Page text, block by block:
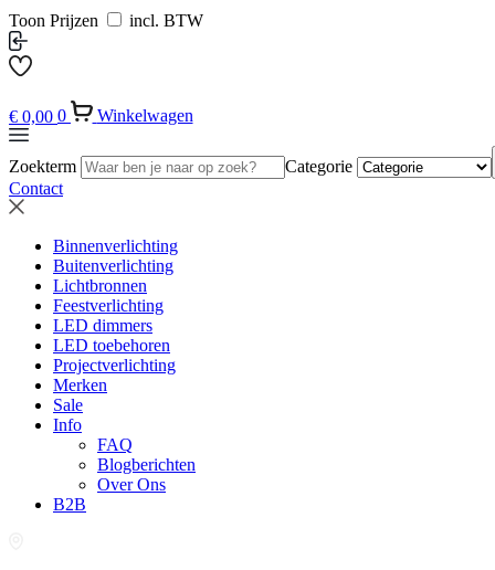
Toon Prijzen incl. BTW
€ 0,00 0 Winkelwagen
Zoekterm
Categorie
Contact
Binnenverlichting
Buitenverlichting
Lichtbronnen
Feestverlichting
LED dimmers
LED toebehoren
Projectverlichting
Merken
Sale
Info
FAQ
Blogberichten
Over Ons
B2B